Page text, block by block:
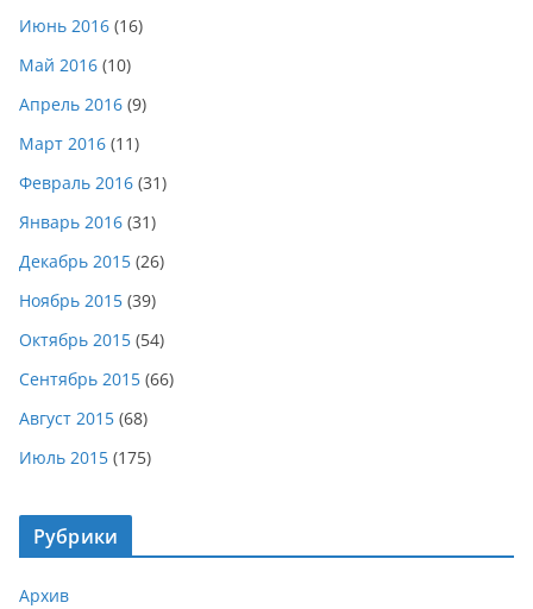
Июнь 2016 (16)
Май 2016 (10)
Апрель 2016 (9)
Март 2016 (11)
Февраль 2016 (31)
Январь 2016 (31)
Декабрь 2015 (26)
Ноябрь 2015 (39)
Октябрь 2015 (54)
Сентябрь 2015 (66)
Август 2015 (68)
Июль 2015 (175)
Рубрики
Архив